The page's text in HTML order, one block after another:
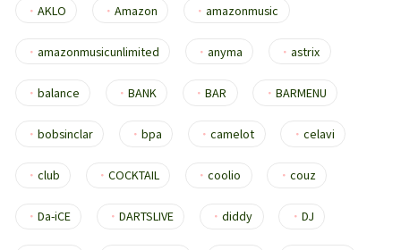
・ AKLO ・Amazon ・ amazonmusic
・ amazonmusicunlimited ・ anyma ・ astrix
・ balance ・BANK ・BAR ・ BARMENU
・ bobsinclar ・bpa ・camelot ・ celavi
・ club ・COCKTAIL ・coolio ・ couz
・ Da-iCE ・DARTSLIVE ・diddy ・ DJ